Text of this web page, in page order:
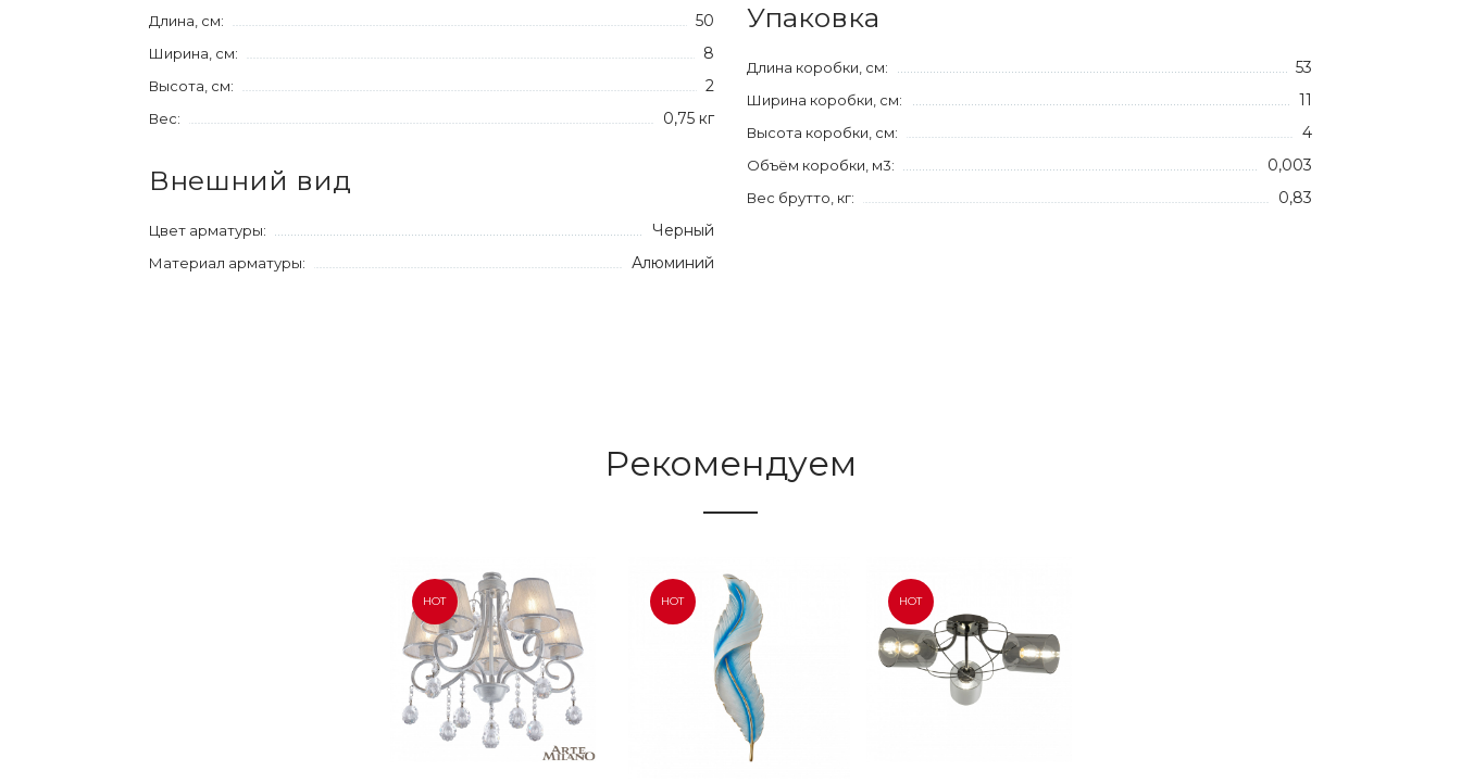
Длина, см: 50
Ширина, см: 8
Высота, см: 2
Вес: 0,75 кг
Внешний вид
Цвет арматуры: Черный
Материал арматуры: Алюминий
Упаковка
Длина коробки, см: 53
Ширина коробки, см: 11
Высота коробки, см: 4
Объём коробки, м3: 0,003
Вес брутто, кг: 0,83
Рекомендуем
HOT HOT HOT